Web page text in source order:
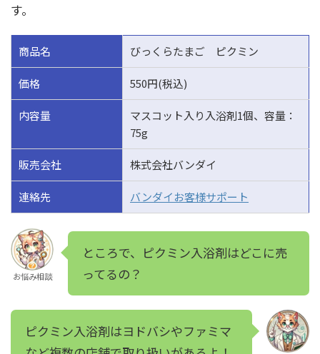
す。
商品名 びっくらたまご ピクミン
価格 550円(税込)
内容量
マスコット入り入浴剤1個、容量：
75g
販売会社 株式会社バンダイ
連絡先 バンダイお客様サポート
お悩み相談
ところで、ピクミン入浴剤はどこに売
ってるの？
ピクミン入浴剤はヨドバシやファミマ